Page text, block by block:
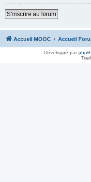
S’inscrire au forum
Accueil MOOC Accueil
Développé par